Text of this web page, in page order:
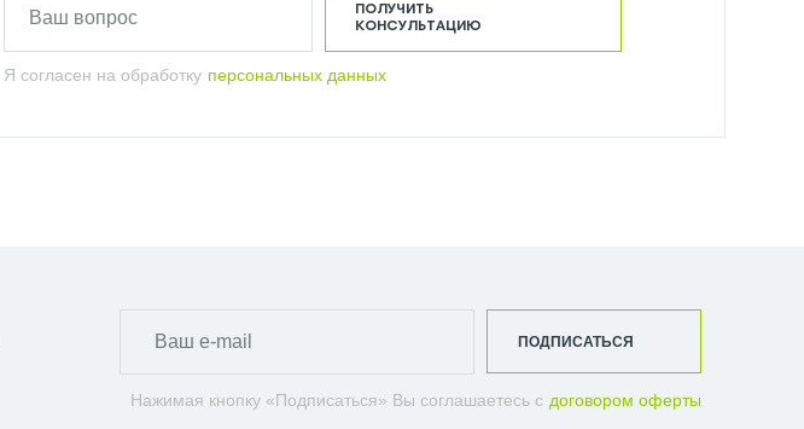
Я согласен на обработку персональных данных
ПОЛУЧИТЬ
КОНСУЛЬТАЦИЮ
Нажимая кнопку «Подписаться» Вы соглашаетесь с договором оферты
ПОДПИСАТЬСЯ